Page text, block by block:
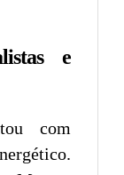
e
com